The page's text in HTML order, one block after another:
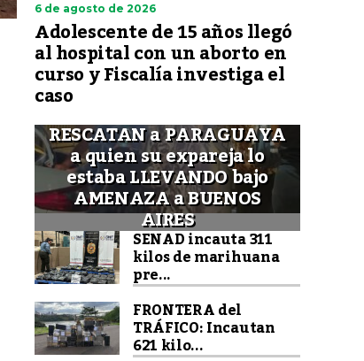
6 de agosto de 2026
Adolescente de 15 años llegó
al hospital con un aborto en
curso y Fiscalía investiga el
caso
RESCATAN a PARAGUAYA
a quien su expareja lo
estaba LLEVANDO bajo
AMENAZA a BUENOS
AIRES
SENAD incauta 311
kilos de marihuana
pre...
FRONTERA del
TRÁFICO: Incautan
621 kilo...